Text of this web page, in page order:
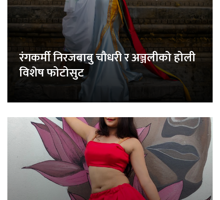
रंगकर्मी निरजबाबु चौधरी र अञ्जलीको होली
विशेष फोटोसुट